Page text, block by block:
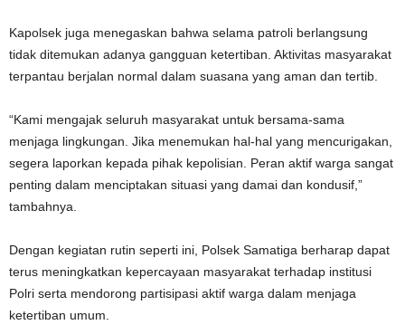
Kapolsek juga menegaskan bahwa selama patroli berlangsung
tidak ditemukan adanya gangguan ketertiban. Aktivitas masyarakat
terpantau berjalan normal dalam suasana yang aman dan tertib.
“Kami mengajak seluruh masyarakat untuk bersama-sama
menjaga lingkungan. Jika menemukan hal-hal yang mencurigakan,
segera laporkan kepada pihak kepolisian. Peran aktif warga sangat
penting dalam menciptakan situasi yang damai dan kondusif,”
tambahnya.
Dengan kegiatan rutin seperti ini, Polsek Samatiga berharap dapat
terus meningkatkan kepercayaan masyarakat terhadap institusi
Polri serta mendorong partisipasi aktif warga dalam menjaga
ketertiban umum.